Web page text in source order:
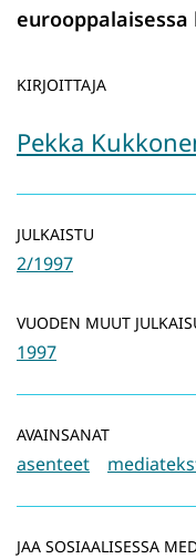
eurooppalaisessa
KIRJOITTAJA
Pekka
JULKAISTU
2/1997
VUODEN MUUT
1997
AVAINSANAT
asenteet
JAA SOSIAALISESSA